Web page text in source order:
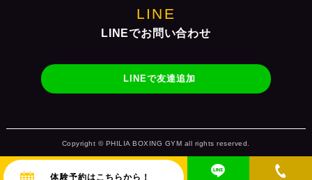
LINE
LINEでお問い合わせ
LINEで友達追加
Copyright © PHILIA BOXING GYM all rights reserved.
体験予約はこちらから！